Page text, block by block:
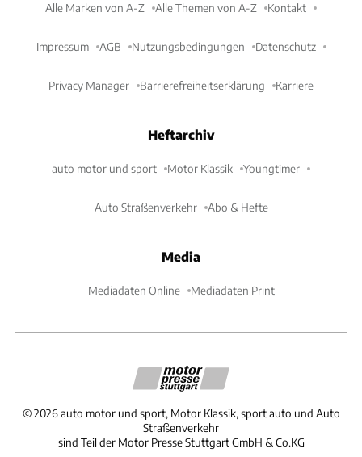
Alle Marken von A-Z Alle Themen von A-Z Kontakt
Impressum AGB Nutzungsbedingungen Datenschutz
Privacy Manager Barrierefreiheitserklärung Karriere
Heftarchiv
auto motor und sport Motor Klassik Youngtimer
Auto Straßenverkehr Abo & Hefte
Media
Mediadaten Online Mediadaten Print
©2026 auto motor und sport, Motor Klassik, sport auto und Auto
Straßenverkehr
sind Teil der Motor Presse Stuttgart GmbH & Co.KG